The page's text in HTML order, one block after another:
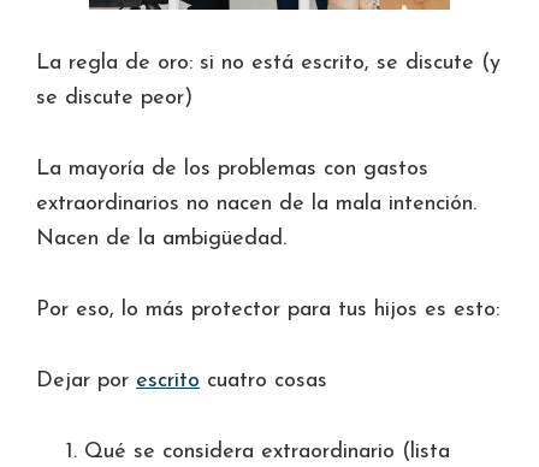
La regla de oro: si no está escrito, se discute (y
se discute peor)
La mayoría de los problemas con gastos
extraordinarios no nacen de la mala intención.
Nacen de la ambigüedad.
Por eso, lo más protector para tus hijos es esto:
Dejar por escrito cuatro cosas
Qué se considera extraordinario (lista